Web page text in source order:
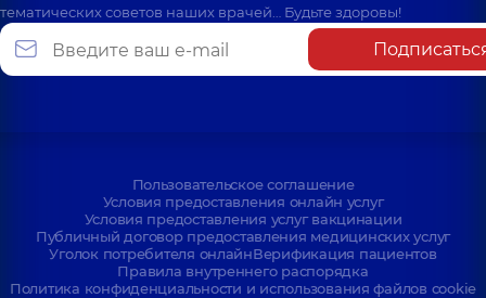
тематических советов наших врачей… Будьте здоровы!
Пользовательское соглашение
Условия предоставления онлайн услуг
Условия предоставления услуг вакцинации
Публичный договор предоставления медицинских услуг
Уголок потребителя онлайнВерификация пациентов
Правила внутреннего распорядка
Политика конфиденциальности и использования файлов cookie